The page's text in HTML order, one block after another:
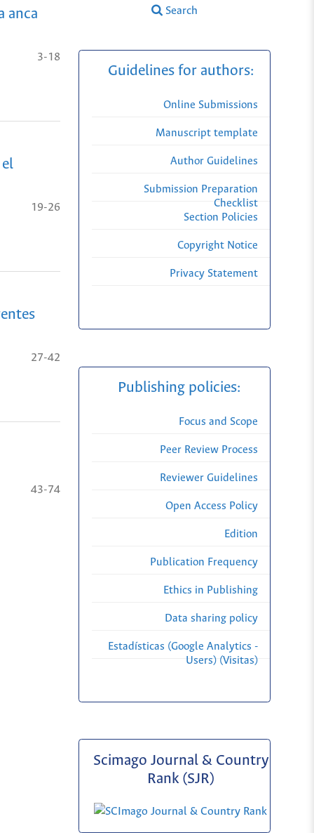
Search
anca
3-18
19-26
27-42
43-74
Guidelines for authors:
Online Submissions
Manuscript template
Author Guidelines
Submission Preparation
Checklist
Section Policies
Copyright Notice
Privacy Statement
Publishing policies:
Focus and Scope
Peer Review Process
Reviewer Guidelines
Open Access Policy
Edition
Publication Frequency
Ethics in Publishing
Data sharing policy
Estadísticas (Google Analytics -
Users) (Visitas)
Scimago Journal & Country
Rank (SJR)